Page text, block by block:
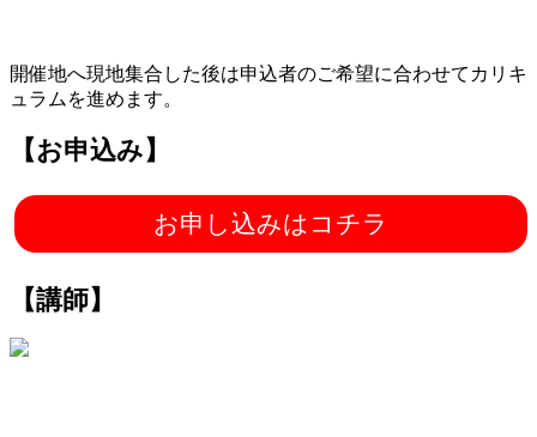
開催地へ現地集合した後は申込者のご希望に合わせてカリキ
ュラムを進めます。
【お申込み】
お申し込みはコチラ
【講師】